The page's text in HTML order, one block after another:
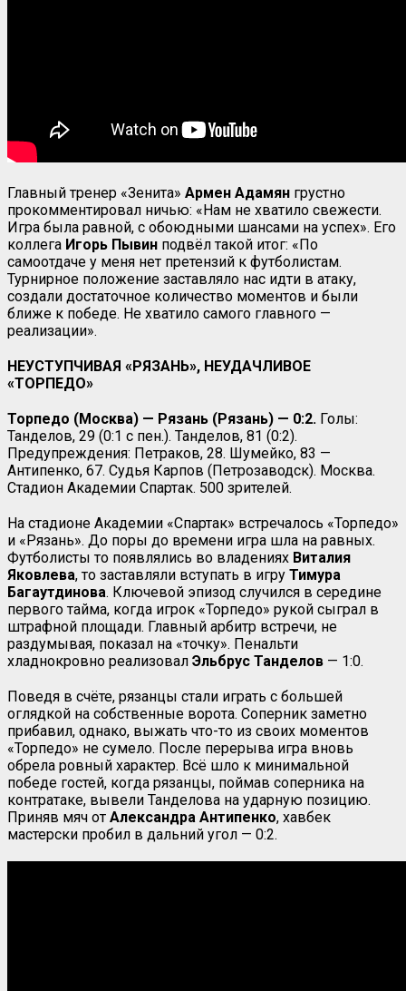
Главный тренер «Зенита» Армен Адамян грустно
прокомментировал ничью: «Нам не хватило свежести.
Игра была равной, с обоюдными шансами на успех». Его
коллега Игорь Пывин подвёл такой итог: «По
самоотдаче у меня нет претензий к футболистам.
Турнирное положение заставляло нас идти в атаку,
создали достаточное количество моментов и были
ближе к победе. Не хватило самого главного —
реализации».
НЕУСТУПЧИВАЯ «РЯЗАНЬ», НЕУДАЧЛИВОЕ
«ТОРПЕДО»
Торпедо (Москва) — Рязань (Рязань) — 0:2. Голы:
Танделов, 29 (0:1 с пен.). Танделов, 81 (0:2).
Предупреждения: Петраков, 28. Шумейко, 83 —
Антипенко, 67. Судья Карпов (Петрозаводск). Москва.
Стадион Академии Спартак. 500 зрителей.
На стадионе Академии «Спартак» встречалось «Торпедо»
и «Рязань». До поры до времени игра шла на равных.
Футболисты то появлялись во владениях Виталия
Яковлева, то заставляли вступать в игру Тимура
Багаутдинова. Ключевой эпизод случился в середине
первого тайма, когда игрок «Торпедо» рукой сыграл в
штрафной площади. Главный арбитр встречи, не
раздумывая, показал на «точку». Пенальти
хладнокровно реализовал Эльбрус Танделов — 1:0.
Поведя в счёте, рязанцы стали играть с большей
оглядкой на собственные ворота. Соперник заметно
прибавил, однако, выжать что-то из своих моментов
«Торпедо» не сумело. После перерыва игра вновь
обрела ровный характер. Всё шло к минимальной
победе гостей, когда рязанцы, поймав соперника на
контратаке, вывели Танделова на ударную позицию.
Приняв мяч от Александра Антипенко, хавбек
мастерски пробил в дальний угол — 0:2.